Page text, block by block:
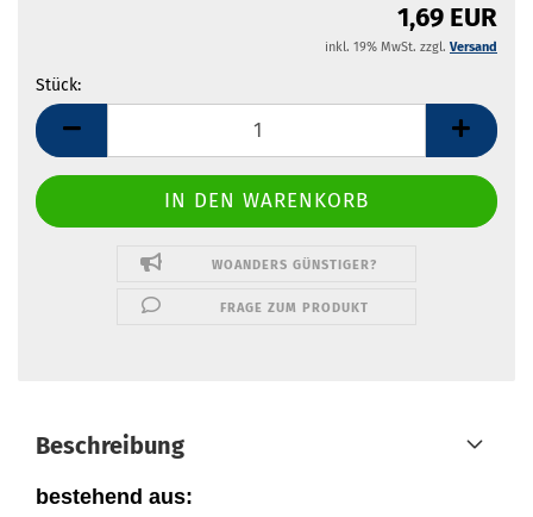
1,69 EUR
inkl. 19% MwSt. zzgl. Versand
Stück:
Stück
WOANDERS GÜNSTIGER?
FRAGE ZUM PRODUKT
Beschreibung
bestehend aus: